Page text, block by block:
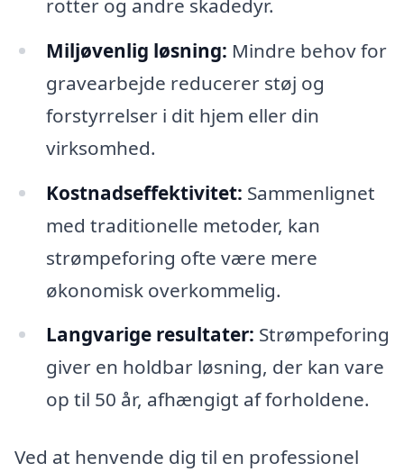
rotter og andre skadedyr.
Miljøvenlig løsning: Mindre behov for
gravearbejde reducerer støj og
forstyrrelser i dit hjem eller din
virksomhed.
Kostnadseffektivitet: Sammenlignet
med traditionelle metoder, kan
strømpeforing ofte være mere
økonomisk overkommelig.
Langvarige resultater: Strømpeforing
giver en holdbar løsning, der kan vare
op til 50 år, afhængigt af forholdene.
Ved at henvende dig til en professionel